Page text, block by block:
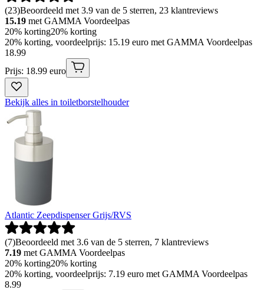
(23)Beoordeeld met 3.9 van de 5 sterren, 23 klantreviews
15.19 met GAMMA Voordeelpas
20% korting20% korting
20% korting, voordeelprijs: 15.19 euro met GAMMA Voordeelpas
18.99
Prijs: 18.99 euro
Bekijk alles in toiletborstelhouder
Atlantic Zeepdispenser Grijs/RVS
(7)Beoordeeld met 3.6 van de 5 sterren, 7 klantreviews
7.19 met GAMMA Voordeelpas
20% korting20% korting
20% korting, voordeelprijs: 7.19 euro met GAMMA Voordeelpas
8.99